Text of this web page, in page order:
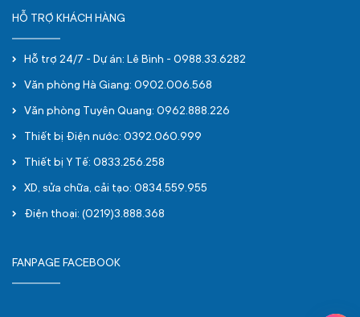
HỖ TRỢ KHÁCH HÀNG
Hỗ trợ 24/7 - Dự án: Lê Bình - 0988.33.6282
Văn phòng Hà Giang: 0902.006.568
Văn phòng Tuyên Quang: 0962.888.226
Thiết bị Điện nước: 0392.060.999
Thiết bị Y Tế: 0833.256.258
XD, sửa chữa, cải tạo: 0834.559.955
Điện thoại: (0219)3.888.368
FANPAGE FACEBOOK